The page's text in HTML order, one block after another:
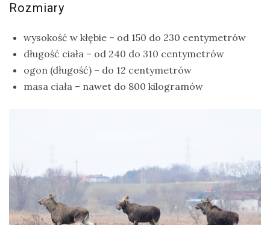
Rozmiary
wysokość w kłębie – od 150 do 230 centymetrów
długość ciała – od 240 do 310 centymetrów
ogon (długość) – do 12 centymetrów
masa ciała – nawet do 800 kilogramów